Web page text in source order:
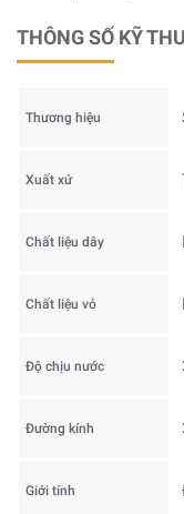
THÔNG SỐ KỸ
Thương hiệu
Xuất xứ
Chất liệu dây
Chất liệu vỏ
Độ chịu nước
Đường kính
Giới tính